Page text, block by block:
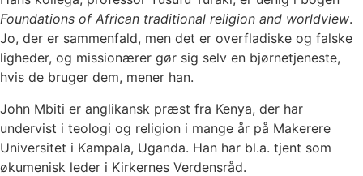
Foundations of African traditional religion and worldview.
Jo, der er sammenfald, men det er overfladiske og falske
ligheder, og missionærer gør sig selv en bjørnetjeneste,
hvis de bruger dem, mener han.
John Mbiti er anglikansk præst fra Kenya, der har
undervist i teologi og religion i mange år på Makerere
Universitet i Kampala, Uganda. Han har bl.a. tjent som
økumenisk leder i Kirkernes Verdensråd.